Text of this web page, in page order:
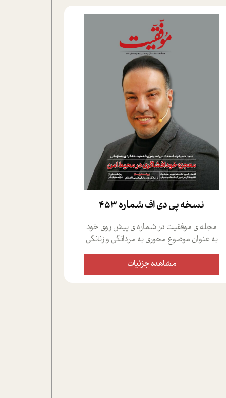
نسخه پي دي اف شماره 453
مجله ی موفقیت در شماره ی پیش روی خود
به عنوان موضوع محوری به مردانگی و زنانگی
سمی پرداخته است؛ علاوه بر این که؛ گفت و
گویی اختصاصی داشته ایم با فردین علیخواه،
جامعه شناس در بخش های مختلف تلاش
مشاهده جزئیات